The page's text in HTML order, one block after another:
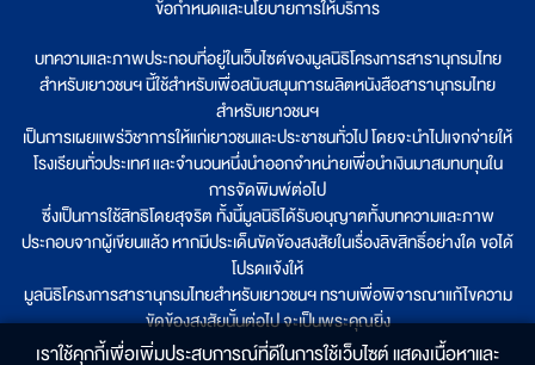
ข้อกำหนดและนโยบายการให้บริการ
บทความและภาพประกอบที่อยู่ในเว็บไซต์ของมูลนิธิโครงการสารานุกรมไทย
สำหรับเยาวชนฯ นี้ใช้สำหรับเพื่อสนับสนุนการผลิตหนังสือสารานุกรมไทย
สำหรับเยาวชนฯ
เป็นการเผยแพร่วิชาการให้แก่เยาวชนและประชาชนทั่วไป โดยจะนำไปแจกจ่ายให้
โรงเรียนทั่วประเทศ และจำนวนหนึ่งนำออกจำหน่ายเพื่อนำเงินมาสมทบทุนใน
การจัดพิมพ์ต่อไป
ซึ่งเป็นการใช้สิทธิโดยสุจริต ทั้งนี้มูลนิธิได้รับอนุญาตทั้งบทความและภาพ
ประกอบจากผู้เขียนแล้ว หากมีประเด็นขัดข้องสงสัยในเรื่องลิขสิทธิ์อย่างใด ขอได้
โปรดแจ้งให้
มูลนิธิโครงการสารานุกรมไทยสำหรับเยาวชนฯ ทราบเพื่อพิจารณาแก้ไขความ
ขัดข้องสงสัยนั้นต่อไป จะเป็นพระคุณยิ่ง
เราใช้คุกกี้เพื่อเพิ่มประสบการณ์ที่ดีในการใช้เว็บไซต์ แสดงเนื้อหาและ